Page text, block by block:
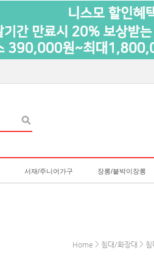
서재/주니어가구 장롱/붙박이장롱
Home > 침대/화장대 > 침